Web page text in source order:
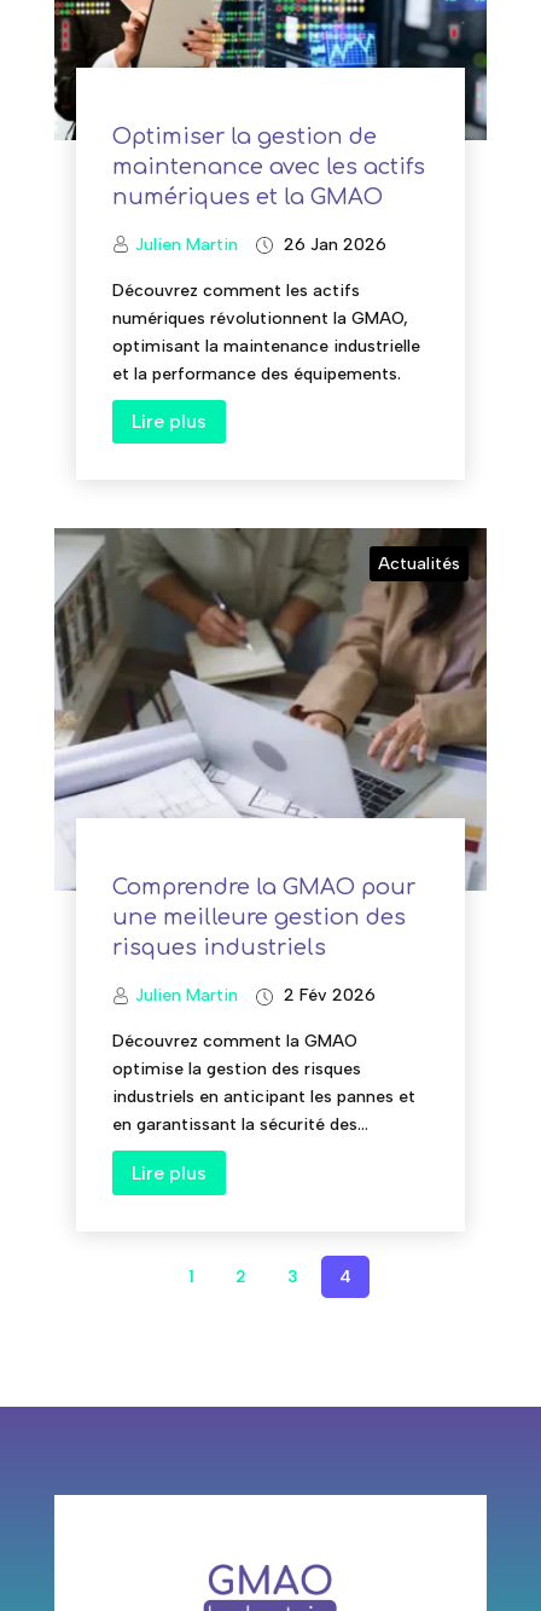
Optimiser la gestion de
maintenance avec les actifs
numériques et la GMAO
Julien Martin 26 Jan 2026
Découvrez comment les actifs
numériques révolutionnent la GMAO,
optimisant la maintenance industrielle
et la performance des équipements.
Lire plus
Actualités
Comprendre la GMAO pour
une meilleure gestion des
risques industriels
Julien Martin 2 Fév 2026
Découvrez comment la GMAO
optimise la gestion des risques
industriels en anticipant les pannes et
en garantissant la sécurité des...
Lire plus
1 2 3 4